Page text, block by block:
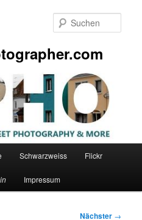
Schwarzweiss Flickr
Impressum
Nächster →